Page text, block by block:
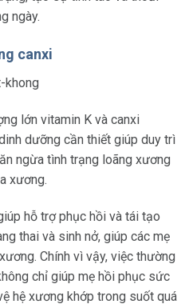
ngày.
canxi
lớn vitamin K và canxi
dưỡng cần thiết giúp duy trì
ngừa tình trạng loãng xương
xương.
hỗ trợ phục hồi và tái tạo
thai và sinh nở, giúp các mẹ
Chính vì vậy, việc thường
chỉ giúp mẹ hồi phục sức
hệ xương khớp trong suốt quá